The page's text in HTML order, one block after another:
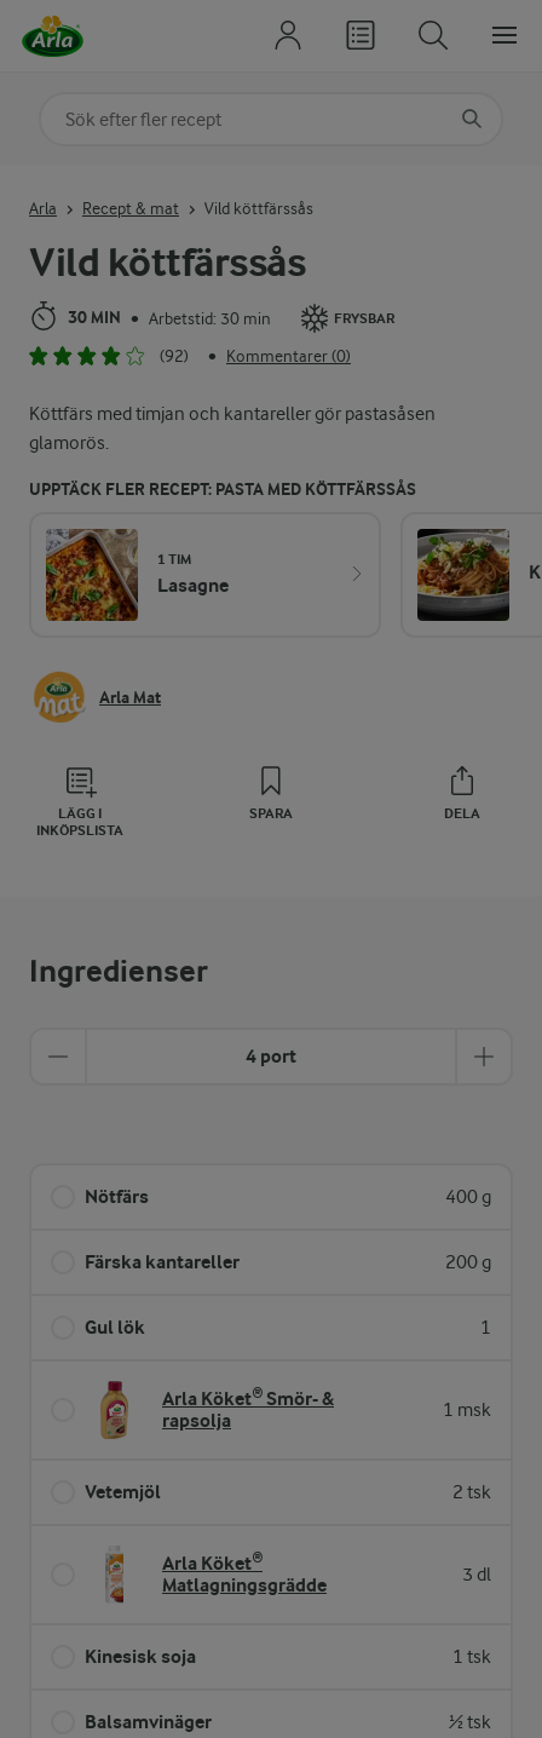
Vild köttfärssås
30 MIN • Arbetstid: 30 min FRYSBAR
(92) • Kommentarer (0)
Köttfärs med timjan och kantareller gör pastasåsen
glamorös.
UPPTÄCK FLER RECEPT: PASTA MED KÖTTFÄRSSÅS
1 TIM
Lasagne
Arla Mat
LÄGG I
INKÖPSLISTA
SPARA DELA
Arla Recept & mat Vild köttfärssås
Ingredienser
4 port
Nötfärs 400 g
Färska kantareller 200 g
Gul lök 1
Arla Köket® Smör- &
rapsolja
1 msk
Vetemjöl 2 tsk
Arla Köket®
Matlagningsgrädde
3 dl
Kinesisk soja 1 tsk
Balsamvinäger ½ tsk
Sök på kategori eller ingrediens